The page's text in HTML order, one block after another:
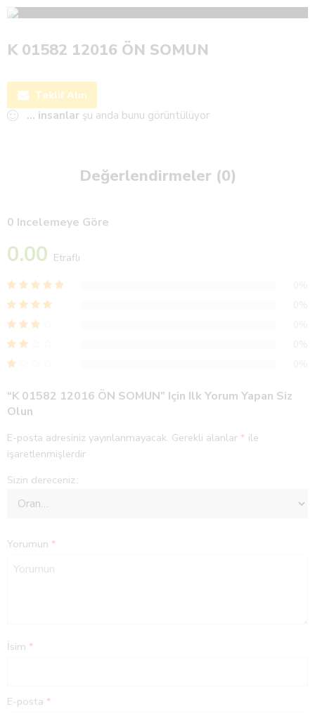
K 01582 12016 ÖN SOMUN
Teklif Alın
... insanlar şu anda bunu görüntülüyor
Değerlendirmeler (0)
0 Incelemeye Göre
0.00 Etraflı
“K 01582 12016 ÖN SOMUN” Için Ilk Yorum Yapan Siz
Olun
E-posta adresiniz yayınlanmayacak. Gerekli alanlar * ile
işaretlenmişlerdir
Sizin dereceniz
Yorumun *
İsim *
E-posta *